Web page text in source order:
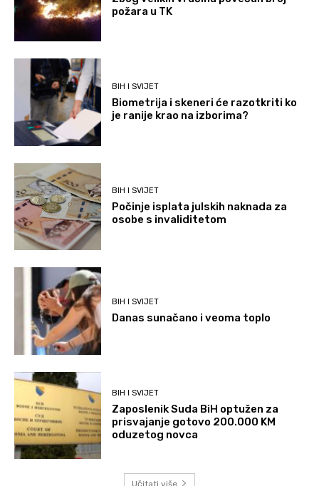
požara u TK
BIH I SVIJET
Biometrija i skeneri će razotkriti ko
je ranije krao na izborima?
BIH I SVIJET
Počinje isplata julskih naknada za
osobe s invaliditetom
BIH I SVIJET
Danas sunačano i veoma toplo
BIH I SVIJET
Zaposlenik Suda BiH optužen za
prisvajanje gotovo 200.000 KM
oduzetog novca
Učitati više